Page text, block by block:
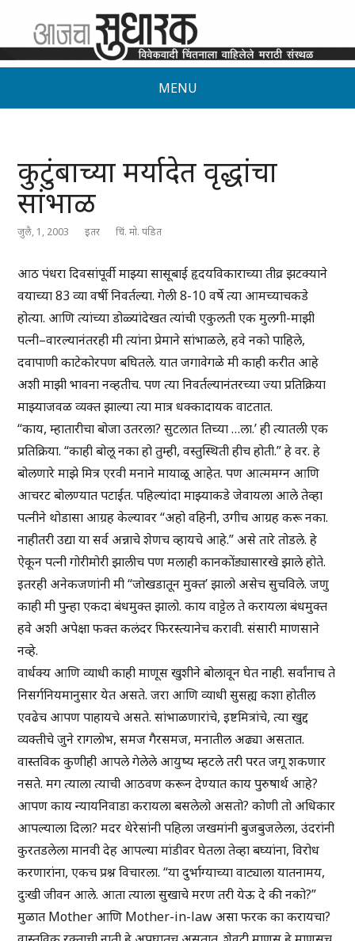
MENU
कुटुंबाच्या मर्यादेत वृद्धांचा
सांभाळ
जुलै, 1, 2003 इतर चिं. मो. पंडित
आठ पंधरा दिवसांपूर्वी माझ्या सासूबाई हृदयविकाराच्या तीव्र झटक्याने
वयाच्या 83 व्या वर्षी निवर्तल्या. गेली 8-10 वर्षे त्या आमच्याचकडे
होत्या. आणि त्यांच्या डोळ्यांदेखत त्यांची एकुलती एक मुलगी-माझी
पत्नी–वारल्यानंतरही मी त्यांना प्रेमाने सांभाळले, हवे नको पाहिले,
दवापाणी काटेकोरपण बघितले. यात जगावेगळे मी काही करीत आहे
अशी माझी भावना नव्हतीच. पण त्या निवर्तल्यानंतरच्या ज्या प्रतिक्रिया
माझ्याजवळ व्यक्त झाल्या त्या मात्र धक्कादायक वाटतात.
“काय, म्हातारीचा बोजा उतरला? सुटलात तिच्या …ला.’ ही त्यातली एक
प्रतिक्रिया. “काही बोलू नका हो तुम्ही, वस्तुस्थिती हीच होती.” हे वर. हे
बोलणारे माझे मित्र एरवी मनाने मायाळू आहेत. पण आत्ममग्न आणि
आचरट बोलण्यात पटाईत. पहिल्यांदा माझ्याकडे जेवायला आले तेव्हा
पत्नीने थोडासा आग्रह केल्यावर “अहो वहिनी, उगीच आग्रह करू नका.
नाहीतरी उद्या या सर्व अन्नाचे शेणच व्हायचे आहे.” असे तारे तोडले. हे
ऐकून पत्नी गोरीमोरी झालीच पण मलाही कानकोंड्यासारखे झाले होते.
इतरही अनेकजणांनी मी “जोखडातून मुक्त’ झालो असेच सुचविले. जणु
काही मी पुन्हा एकदा बंधमुक्त झालो. काय वाट्टेल ते करायला बंधमुक्त
हवे अशी अपेक्षा फक्त कलंदर फिरस्त्यानेच करावी. संसारी माणसाने
नव्हे.
वार्धक्य आणि व्याधी काही माणूस खुशीने बोलावून घेत नाही. सर्वांनाच ते
निसर्गनियमानुसार येत असते. जरा आणि व्याधी सुसह्य कशा होतील
एवढेच आपण पाहायचे असते. सांभाळणारांचे, इष्टमित्रांचे, त्या खुद्द
व्यक्तीचे जुने रागलोभ, समज गैरसमज, मनातील अढ्या असतात.
वास्तविक कुणीही आपले गेलेले आयुष्य म्हटले तरी परत जगू शकणार
नसते. मग त्याला त्याची आठवण करून देण्यात काय पुरुषार्थ आहे?
आपण काय न्यायनिवाडा करायला बसलेलो असतो? कोणी तो अधिकार
आपल्याला दिला? मदर थेरेसांनी पहिला जखमांनी बुजबुजलेला, उंदरांनी
कुरतडलेला मानवी देह आपल्या मांडीवर घेतला तेव्हा बघ्यांना, विरोध
करणारांना, एकच प्रश्न विचारला. “या दुर्भाग्याच्या वाट्याला यातनामय,
दुःखी जीवन आले. आता त्याला सुखाचे मरण तरी येऊ दे की नको?”
मुळात Mother आणि Mother-in-law असा फरक का करायचा?